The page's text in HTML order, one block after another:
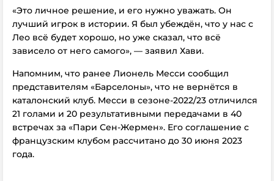
«Это личное решение, и его нужно уважать. Он
лучший игрок в истории. Я был убеждён, что у нас с
Лео всё будет хорошо, но уже сказал, что всё
зависело от него самого», — заявил Хави.
Напомним, что ранее Лионель Месси сообщил
представителям «Барселоны», что не вернётся в
каталонский клуб. Месси в сезоне-2022/23 отличился
21 голами и 20 результативными передачами в 40
встречах за «Пари Сен-Жермен». Его соглашение с
французским клубом рассчитано до 30 июня 2023
года.